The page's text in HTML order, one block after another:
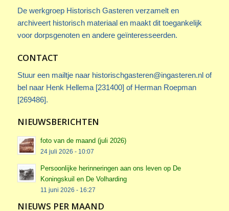
De werkgroep Historisch Gasteren verzamelt en
archiveert historisch materiaal en maakt dit toegankelijk
voor dorpsgenoten en andere geïnteresseerden.
CONTACT
Stuur een mailtje naar historischgasteren@ingasteren.nlof
bel naar Henk Hellema [231400] of Herman Roepman
[269486].
NIEUWSBERICHTEN
foto van de maand (juli 2026)
24 juli 2026 - 10:07
Persoonlijke herinneringen aan ons leven op De
Koningskuil en De Volharding
11 juni 2026 - 16:27
NIEUWS PER MAAND